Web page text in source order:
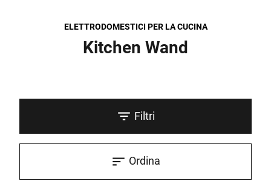
ELETTRODOMESTICI PER LA CUCINA
Kitchen Wand
Filtri
Ordina